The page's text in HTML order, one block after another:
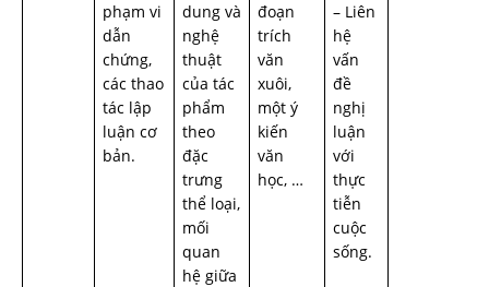
phạm vi
dẫn
chứng,
các thao
tác lập
luận cơ
bản.
dung và
nghệ
thuật
của tác
phẩm
theo
đặc
trưng
thể loại,
mối
quan
hệ giữa
đoạn
trích
văn
xuôi,
một ý
kiến
văn
học, …
– Liên
hệ
vấn
đề
nghị
luận
với
thực
tiễn
cuộc
sống.